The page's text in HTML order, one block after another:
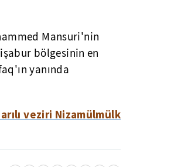
Mansuri'nin
bölgesinin en
yanında
veziri Nizamülmülk